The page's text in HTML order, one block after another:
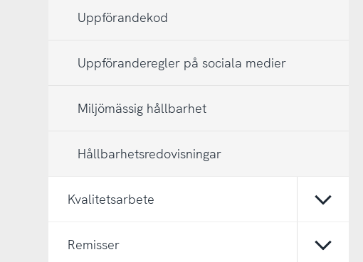
Uppförandekod
Uppföranderegler på sociala medier
Miljömässig hållbarhet
Hållbarhetsredovisningar
Kvalitetsarbete
Remisser